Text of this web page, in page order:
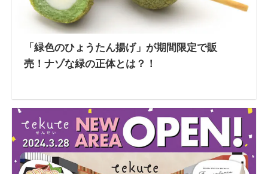
「緑色のひょうたん揚げ」が期間限定で販
売！ナゾな緑の正体とは？！